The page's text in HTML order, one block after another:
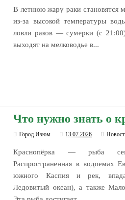
В летнюю жару раки становятся
из-за высокой температуры
ловли раков — сумерки (с
выходят на мелководье в...
Что нужно знать о
Город Изюм 13.07.2026
Краснопёрка — рыба
Распространенная в водоемах
южного Каспия и рек,
Ледовитый океан), а также